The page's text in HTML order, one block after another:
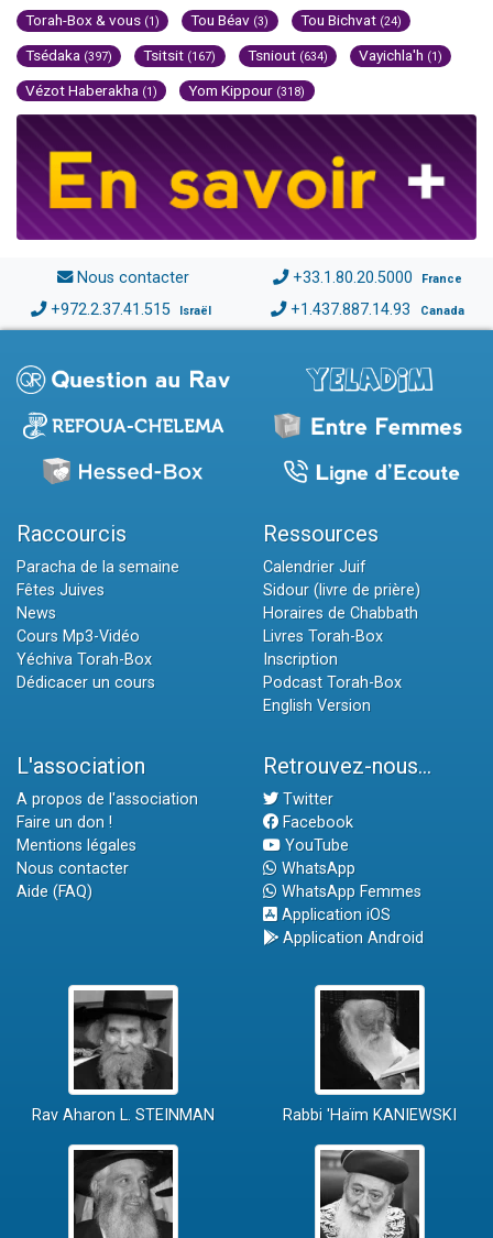
Torah-Box & vous (1) Tou Béav (3) Tou Bichvat (24)
Tsédaka (397) Tsitsit (167) Tsniout (634) Vayichla'h (1)
Vézot Haberakha (1) Yom Kippour (318)
Nous contacter +33.1.80.20.5000 France
+972.2.37.41.515 Israël +1.437.887.14.93 Canada
Raccourcis
Paracha de la semaine
Fêtes Juives
News
Cours Mp3-Vidéo
Yéchiva Torah-Box
Dédicacer un cours
Ressources
Calendrier Juif
Sidour (livre de prière)
Horaires de Chabbath
Livres Torah-Box
Inscription
Podcast Torah-Box
English Version
L'association
A propos de l'association
Faire un don !
Mentions légales
Nous contacter
Aide (FAQ)
Retrouvez-nous...
Twitter
Facebook
YouTube
WhatsApp
WhatsApp Femmes
Application iOS
Application Android
Rav Aharon L. STEINMAN Rabbi 'Haïm KANIEWSKI